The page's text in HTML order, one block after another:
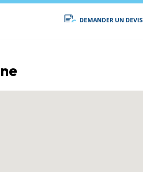
DEMANDER UN DEVIS